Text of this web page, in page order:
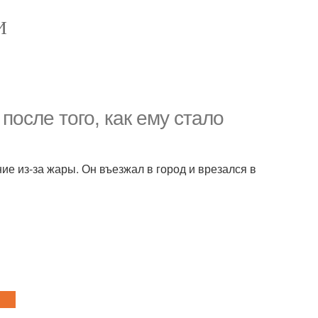
того, как ему стало
из-за жары. Он въезжал в город и врезался в